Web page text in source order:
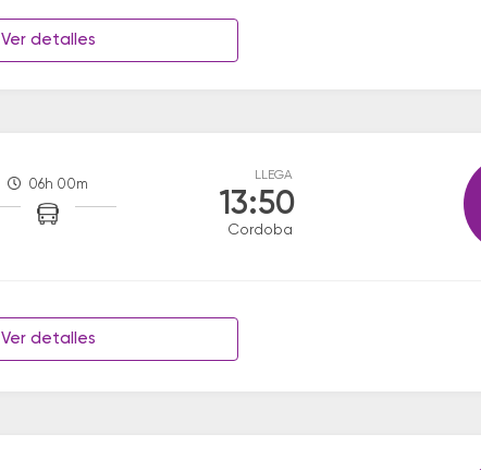
Ver detalles
06h 00m
LLEGA
13:50
Cordoba
Ver detalles